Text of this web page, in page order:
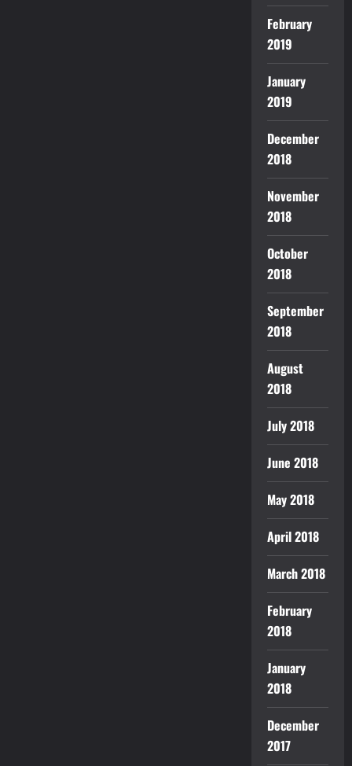
February
2019
January
2019
December
2018
November
2018
October
2018
September
2018
August
2018
July 2018
June 2018
May 2018
April 2018
March 2018
February
2018
January
2018
December
2017